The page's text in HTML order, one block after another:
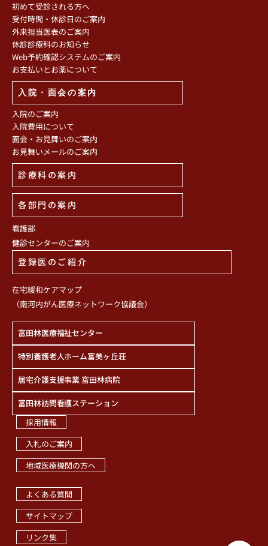
初めて受診される方へ
受付時間・休診日のご案内
外来担当医表のご案内
休診診療科のお知らせ
Web予約確認システムのご案内
お支払いとお薬について
入院・面会の案内
入院のご案内
入院費用について
面会・お見舞いのご案内
お見舞いメールのご案内
診療科の案内
各部門の案内
看護部
健診センターのご案内
登録医のご紹介
在宅緩和ケアマップ
（南河内がん医療ネットワーク協議会）
富田林医療福祉センター
特別養護老人ホーム富美ヶ丘荘
居宅介護支援事業 富田林病院
富田林訪問看護ステーション
採用情報
入札のご案内
地域医療機関の方へ
よくある質問
サイトマップ
リンク集